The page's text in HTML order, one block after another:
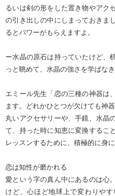
るいは剣の形をした置き物やアク
の引き出しの中にしまっておきま
るとパワーがもらえますよ。
ー水晶の原石は持っていたけど、
っと眺めて、水晶の強さを学ばなき
エミール先生「恋の三種の神器は
ます。どれかひとつが欠けても神
丸いアクセサリーや、手鏡、水晶
て、持った時に知恵に変換するこ
レッスンするために、積極的に身
恋は知性が磨かれる
愛という字の真ん中にあるのは心
けど、心ほど地球上で変わりや